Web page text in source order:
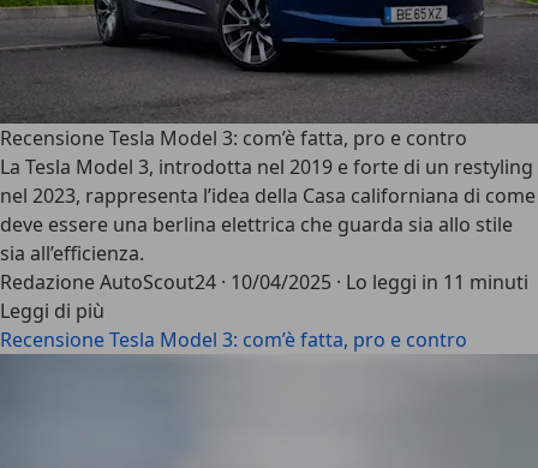
Recensione Tesla Model 3: com’è fatta, pro e contro
La Tesla Model 3, introdotta nel 2019 e forte di un restyling
nel 2023, rappresenta l’idea della Casa californiana di come
deve essere una berlina elettrica che guarda sia allo stile
sia all’efficienza.
Redazione AutoScout24 · 10/04/2025 · Lo leggi in 11 minuti
Leggi di più
Recensione Tesla Model 3: com’è fatta, pro e contro